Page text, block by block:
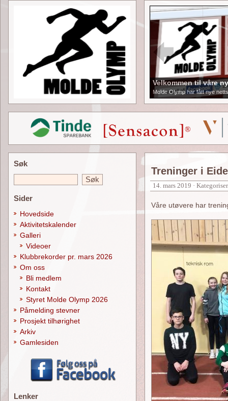
Velkommen til våre
Molde Olymp har fått nye
Treninger i
14. mars 2019 ·
Våre utøvere har
Søk
Sider
Hovedside
Aktivitetskalender
Galleri
Videoer
Klubbrekorder pr. mars 2026
Om oss
Bli medlem
Kontakt
Styret Molde Olymp 2026
Påmelding stevner
Prosjekt tilhørighet
Arkiv
Gamlesiden
Lenker